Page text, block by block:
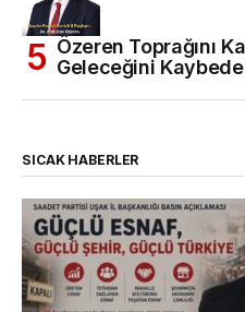
Özeren Toprağını
Geleceğini
SICAK HABERLER